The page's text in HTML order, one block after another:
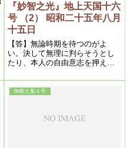
『妙智之光』地上天国十六
号 （2） 昭和二十五年八月
十五日
【答】無論時期を待つのがよ
い。決して無理に判らそうとし
たり、本人の自由意志を押えつ
或程度霊の曇りが除れぬと入れ
ぬものである。 浄霊は、特に
御教え集４号